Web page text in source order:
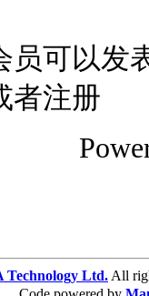
员可以发
者注册
Technology Ltd. All